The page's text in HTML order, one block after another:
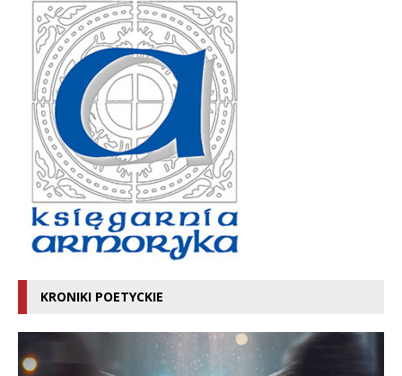
KRONIKI POETYCKIE